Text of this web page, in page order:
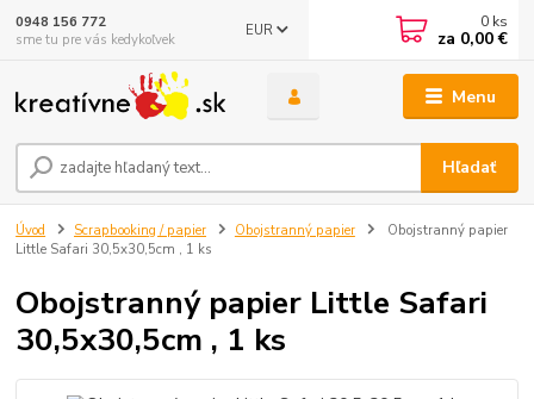
Menu
EUR
Hľadať
0948 156 772
sme tu pre vás kedykoľvek
0 ks
za 0,00 €
Úvod Scrapbooking / papier Obojstranný papier
Obojstranný papier
Little Safari 30,5x30,5cm , 1 ks
Obojstranný papier Little Safari
30,5x30,5cm , 1 ks